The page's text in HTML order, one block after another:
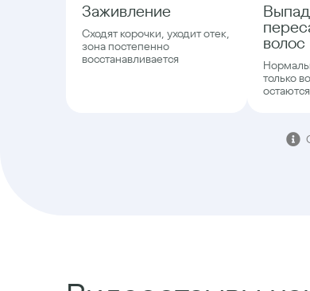
Заживление
Сходят корочки, уходит отек,
зона постепенно
восстанавливается
волос
только
остаются